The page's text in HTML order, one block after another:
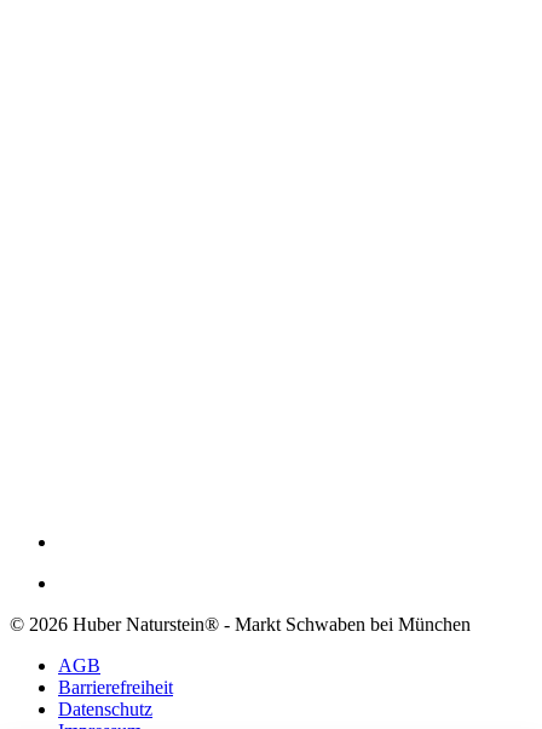
© 2026 Huber Naturstein® - Markt Schwaben bei München
AGB
Barrierefreiheit
Datenschutz